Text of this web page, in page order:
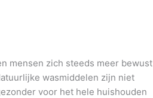
mensen zich steeds meer bewust
wasmiddelen zijn niet
voor het hele huishouden